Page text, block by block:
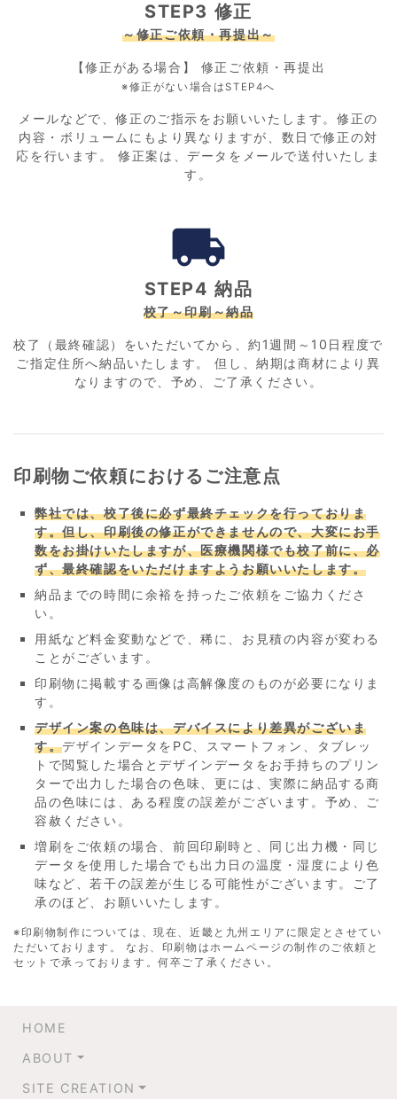
STEP3 修正
～修正ご依頼・再提出～
【修正がある場合】 修正ご依頼・再提出
※修正がない場合はSTEP4へ
メールなどで、修正のご指示をお願いいたします。修正の
内容・ボリュームにもより異なりますが、数日で修正の対
応を行います。 修正案は、データをメールで送付いたしま
す。
local_shipping
STEP4 納品
校了～印刷～納品
校了（最終確認）をいただいてから、約1週間～10日程度で
ご指定住所へ納品いたします。 但し、納期は商材により異
なりますので、予め、ご了承ください。
印刷物ご依頼におけるご注意点
弊社では、校了後に必ず最終チェックを行っておりま
す。但し、印刷後の修正ができませんので、大変にお手
数をお掛けいたしますが、医療機関様でも校了前に、必
ず、最終確認をいただけますようお願いいたします。
納品までの時間に余裕を持ったご依頼をご協力くださ
い。
用紙など料金変動などで、稀に、お見積の内容が変わる
ことがございます。
印刷物に掲載する画像は高解像度のものが必要になりま
す。
デザイン案の色味は、デバイスにより差異がございま
す。デザインデータをPC、スマートフォン、タブレッ
トで閲覧した場合とデザインデータをお手持ちのプリン
ターで出力した場合の色味、更には、実際に納品する商
品の色味には、ある程度の誤差がございます。予め、ご
容赦ください。
増刷をご依頼の場合、前回印刷時と、同じ出力機・同じ
データを使用した場合でも出力日の温度・湿度により色
味など、若干の誤差が生じる可能性がございます。ご了
承のほど、お願いいたします。
※印刷物制作については、現在、近畿と九州エリアに限定とさせてい
ただいております。 なお、印刷物はホームページの制作のご依頼と
セットで承っております。何卒ご了承ください。
HOME
ABOUT
SITE CREATION